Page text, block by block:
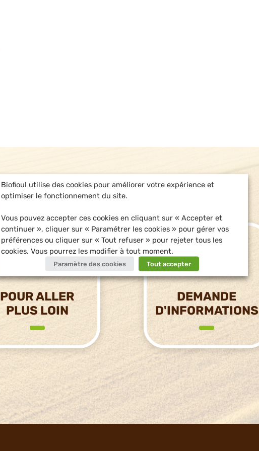
POUR ALLER
PLUS LOIN
DEMANDE
D'INFORMATIONS
Biofioul utilise des cookies pour améliorer votre expérience et
optimiser le fonctionnement du site.
Vous pouvez accepter ces cookies en cliquant sur « Accepter et
continuer », cliquer sur « Paramétrer les cookies » pour gérer vos
préférences ou cliquer sur « Tout refuser » pour rejeter tous les
cookies. Vous pourrez les modifier à tout moment.
Paramètre des cookies Tout accepter